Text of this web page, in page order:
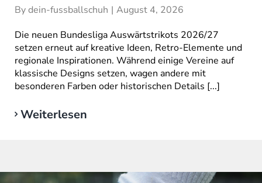
Bydein-fussballschuh | August 4, 2026
Die neuen Bundesliga Auswärtstrikots 2026/27
setzen erneut auf kreative Ideen, Retro-Elemente und
regionale Inspirationen. Während einige Vereine auf
klassische Designs setzen, wagen andere mit
besonderen Farben oder historischen Details [...]
Weiterlesen